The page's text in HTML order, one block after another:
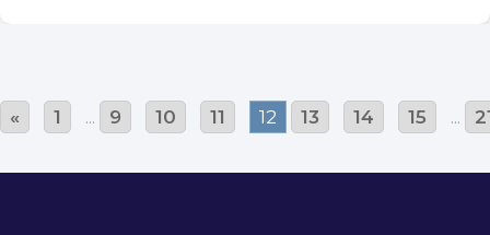
« 1 ... 9 10 11 12 13 14 15 ...